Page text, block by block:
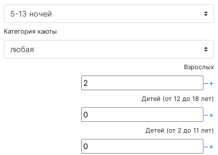
Категория каюты
Взрослых
−+
Детей (от 12 до 18 лет)
−+
Детей (от 2 до 11 лет)
−+